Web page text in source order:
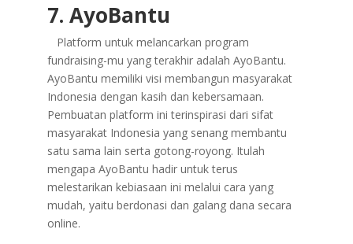
7. AyoBantu
Platform untuk melancarkan program
fundraising-mu yang terakhir adalah AyoBantu.
AyoBantu memiliki visi membangun masyarakat
Indonesia dengan kasih dan kebersamaan.
Pembuatan platform ini terinspirasi dari sifat
masyarakat Indonesia yang senang membantu
satu sama lain serta gotong-royong. Itulah
mengapa AyoBantu hadir untuk terus
melestarikan kebiasaan ini melalui cara yang
mudah, yaitu berdonasi dan galang dana secara
online.